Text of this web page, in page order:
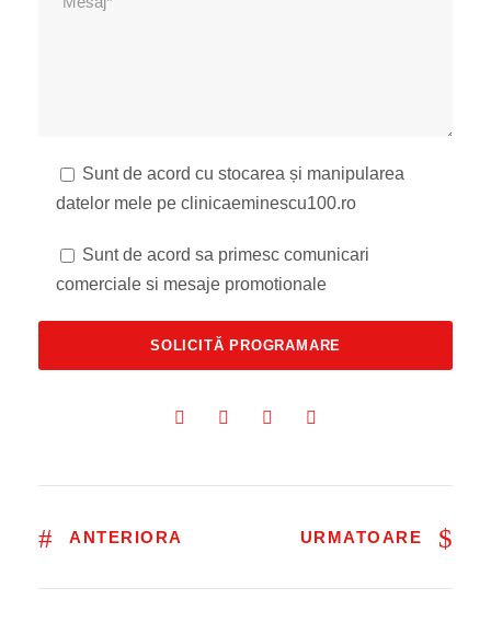
Sunt de acord cu stocarea și manipularea
datelor mele pe clinicaeminescu100.ro
Sunt de acord sa primesc comunicari
comerciale si mesaje promotionale
ANTERIORA URMATOARE